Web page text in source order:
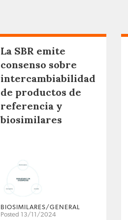
La SBR emite
consenso sobre
intercambiabilidad
de productos de
referencia y
biosimilares
BIOSIMILARES/GENERAL
Posted 13/11/2024